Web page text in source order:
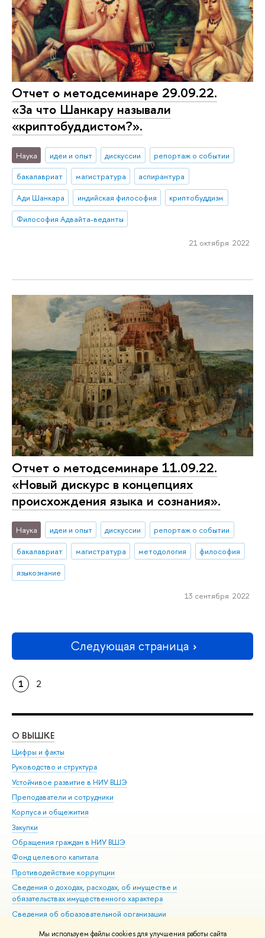
Мы используем файлы cookies для улучшения работы сайта
Отчет о методсеминаре 29.09.22.
«За что Шанкару называли
«криптобуддистом?».
Наука идеи и опыт дискуссии
репортаж о событии
бакалавриат
магистратура
аспирантура
Ади Шанкара
индийская философия
криптобуддизм
Философия Адвайта-веданты
21 октября 2022
Отчет о методсеминаре 11.09.22.
«Новый дискурс в концепциях
происхождения языка и сознания».
Наука идеи и опыт дискуссии
репортаж о событии
бакалавриат
магистратура методология
философия
языкознание
13 сентября 2022
Следующая страница
1 2
О ВЫШКЕ
Цифры и факты
Руководство и структура
Устойчивое развитие в НИУ ВШЭ
Преподаватели и сотрудники
Корпуса и общежития
Закупки
Обращения граждан в НИУ ВШЭ
Фонд целевого капитала
Противодействие коррупции
Сведения о доходах, расходах, об имуществе и
обязательствах имущественного характера
Сведения об образовательной организации
Людям с ограниченными возможностями здоровья